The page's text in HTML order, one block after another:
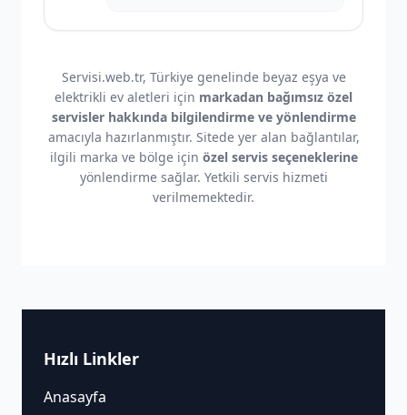
Servisi.web.tr, Türkiye genelinde beyaz eşya ve
elektrikli ev aletleri için markadan bağımsız özel
servisler hakkında bilgilendirme ve yönlendirme
amacıyla hazırlanmıştır. Sitede yer alan bağlantılar,
ilgili marka ve bölge için özel servis seçeneklerine
yönlendirme sağlar. Yetkili servis hizmeti
verilmemektedir.
Hızlı Linkler
Anasayfa